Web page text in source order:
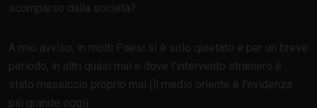
scomparso dalla società?
A mio avviso, in molti Paesi si è solo quietato e per un breve
periodo, in altri quasi mai e dove l’intervento straniero è
stato massiccio proprio mai (il medio oriente è l’evidenza
più grande oggi).